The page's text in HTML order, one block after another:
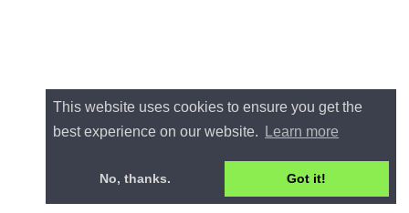
This website uses cookies to ensure you get the
best experience on our website.
Learn more
No, thanks. Got it!